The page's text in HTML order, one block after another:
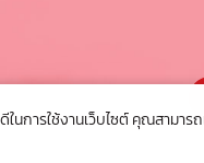
นการใช้งานเว็บไซต์ คุณสามา